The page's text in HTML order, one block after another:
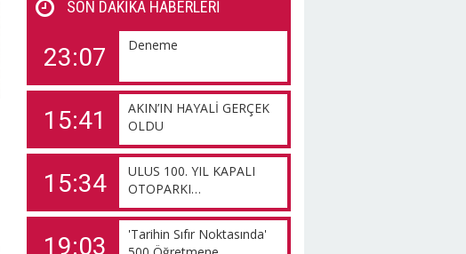
SON DAKİKA HABERLERİ
23:07 Deneme
15:41
AKIN’IN HAYALİ GERÇEK
OLDU
15:34
ULUS 100. YIL KAPALI
OTOPARKI…
19:03
'Tarihin Sıfır Noktasında'